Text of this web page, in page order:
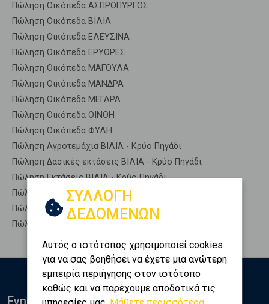
Πώληση Οικόπεδα ΑΣΠΡΟΠΥΡΓΟΣ
Πώληση Οικόπεδα ΒΙΛΙΑ
Πώληση Οικόπεδα ΕΛΕΥΣΙΝΑ
Πώληση Οικόπεδα ΕΡΥΘΡΕΣ
Πώληση Οικόπεδα ΜΑΓΟΥΛΑ
Πώληση Οικόπεδα ΜΑΝΔΡΑ
Πώληση Οικόπεδα ΜΕΓΑΡΑ
Πώληση Οικόπεδα ΟΙΝΟΗ
Πώληση Οικόπεδα ΦΥΛΗ
Πώληση Αγροτεμάχια ΒΙΛΙΑ - Κρύο Πηγάδι
Πώληση Δασικές εκτάσεις ΒΙΛΙΑ - Κρύο Πηγάδι
Πώληση Εκτάσεις ΒΙΛΙΑ - Κρύο Πηγάδι
Πώληση Επαγγελματικά οικόπεδα ΒΙΛΙΑ - Κρύο Πηγάδι
Πώληση Νησιά ΒΙΛΙΑ - Κρύο Πηγάδι
Πώληση Οικιστικά ΒΙΛΙΑ - Κρύο Πηγάδι
ΣΥΛΛΟΓΗ
ΔΕΔΟΜΕΝΩΝ
Αυτός ο ιστότοπος χρησιμοποιεί cookies
για να σας βοηθήσει να έχετε μια ανώτερη
εμπειρία περιήγησης στον ιστότοπο
καθώς και να παρέχουμε αποδοτικά τις
Ενημερωθείτε